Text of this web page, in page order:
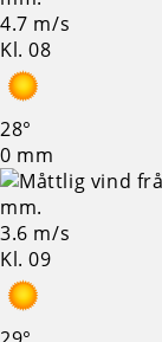
4.7 m/s
Kl. 08
28°
0 mm
3.6 m/s
Kl. 09